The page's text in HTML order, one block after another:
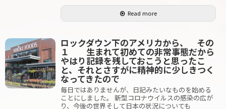
Read more
ロックダウン下のアメリカから、 その
１ 生まれて初めての非常事態だから
やはり記録を残しておこうと思ったこ
と、それとさすがに精神的に少しきつく
なってきたので
毎日ではありませんが、日記みたいなものを始める
ことにしました。 新型コロナウイルスの感染の広が
り、今後の世界そして日本の状況についても